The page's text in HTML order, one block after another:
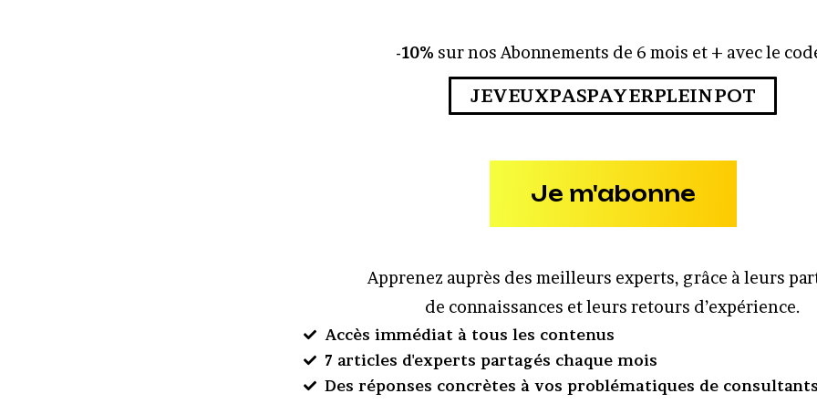
-10% sur nos Abonnements de 6 mois et + avec le
JEVEUXPASPAYERPLEINPOT
Je m'abonne
Apprenez auprès des meilleurs experts, grâce à leurs
de connaissances et leurs retours d’expérience.
Accès immédiat à tous les contenus
7 articles d'experts partagés chaque mois
Des réponses concrètes à vos problématiques de consultants